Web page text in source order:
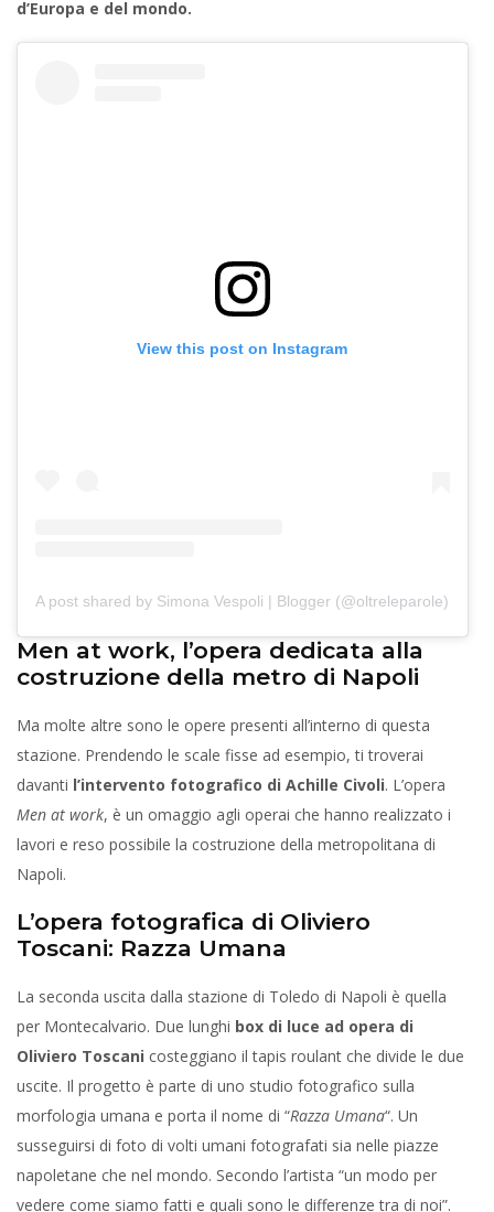
d’Europa e del mondo.
View this post on Instagram
A post shared by Simona Vespoli | Blogger (@oltreleparole)
Men at work, l’opera dedicata alla
costruzione della metro di Napoli
Ma molte altre sono le opere presenti all’interno di questa
stazione. Prendendo le scale fisse ad esempio, ti troverai
davanti l’intervento fotografico di Achille Civoli. L’opera
Men at work, è un omaggio agli operai che hanno realizzato i
lavori e reso possibile la costruzione della metropolitana di
Napoli.
L’opera fotografica di Oliviero
Toscani: Razza Umana
La seconda uscita dalla stazione di Toledo di Napoli è quella
per Montecalvario. Due lunghi box di luce ad opera di
Oliviero Toscani costeggiano il tapis roulant che divide le due
uscite. Il progetto è parte di uno studio fotografico sulla
morfologia umana e porta il nome di “Razza Umana“. Un
susseguirsi di foto di volti umani fotografati sia nelle piazze
napoletane che nel mondo. Secondo l’artista “un modo per
vedere come siamo fatti e quali sono le differenze tra di noi”.